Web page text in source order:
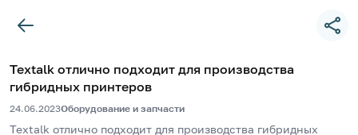
Textalk отлично подходит для производства
гибридных принтеров
24.06.2023Оборудование и запчасти
Textalk отлично подходит для производства гибридных